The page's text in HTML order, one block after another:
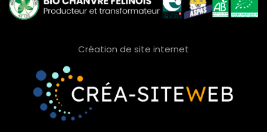
Création de site internet